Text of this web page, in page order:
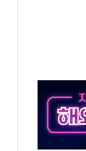
재무구조 개편"
환 보장…폭염기 신속 보
단 분야 독점 라이선스 계
험' 6개월 배타적사용권 획
폐 위기…관리종목 우려
쟁률… 실수요자 관심
일 출시, 유저의 캐릭터가